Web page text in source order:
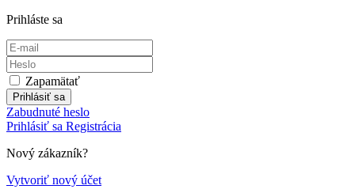
Prihláste sa
Zapamätať
Prihlásiť sa
Zabudnuté heslo
Prihlásiť sa Registrácia
Nový zákazník?
Vytvoriť nový účet